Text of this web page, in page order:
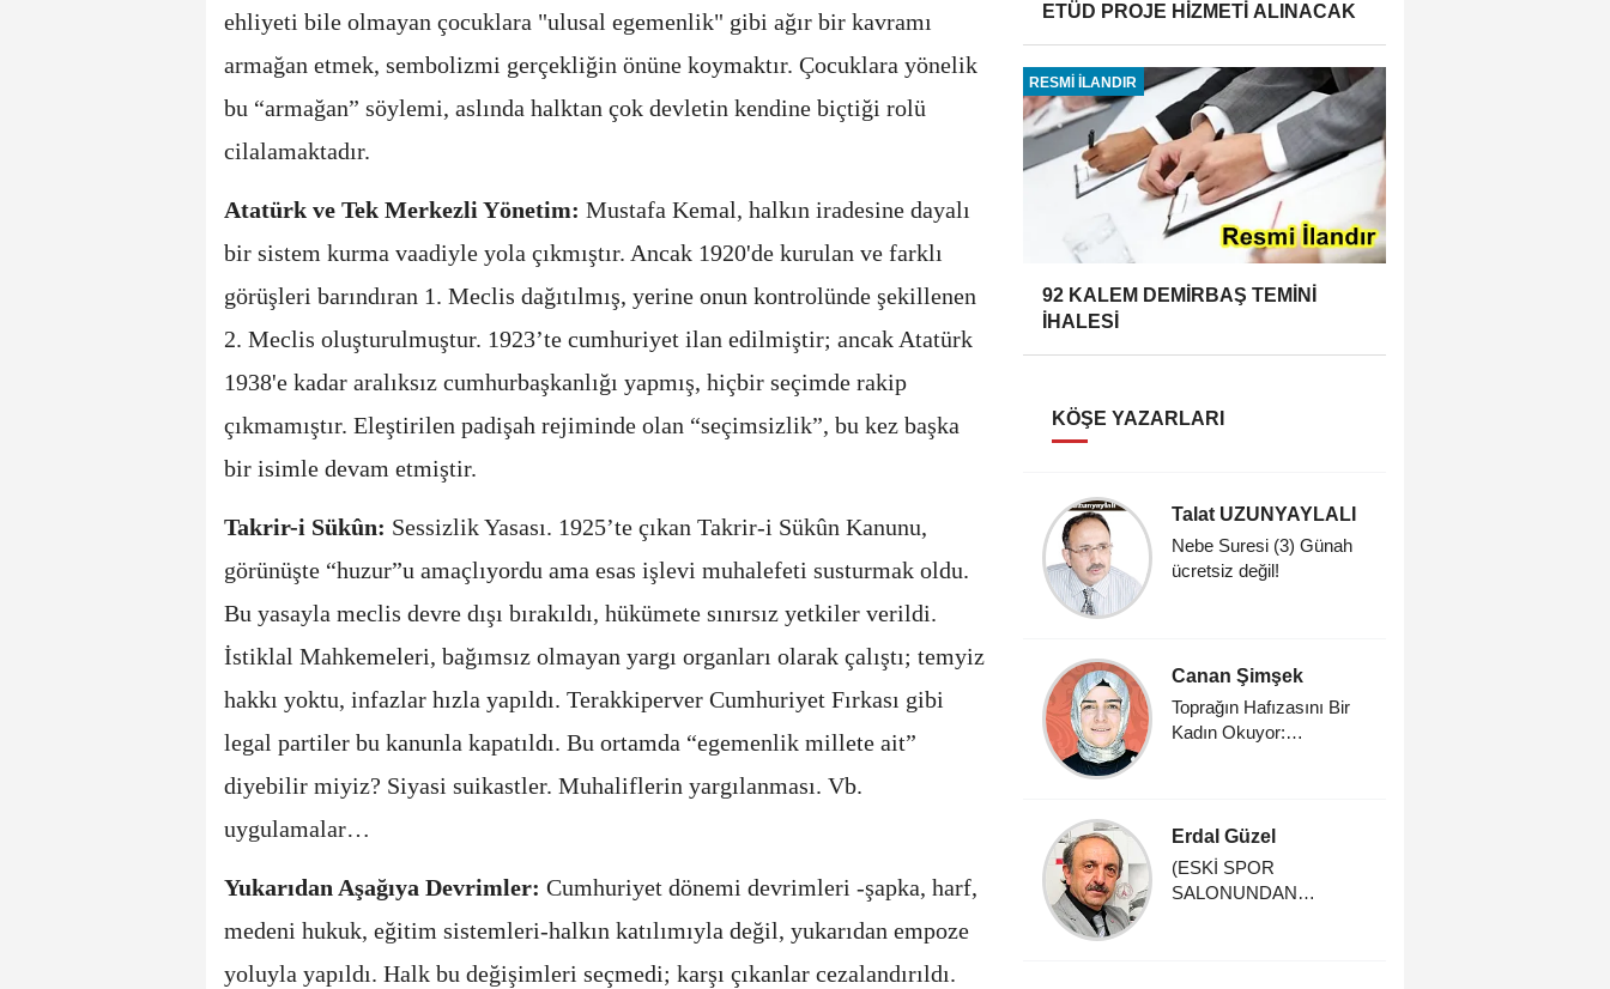
ehliyeti bile olmayan çocuklara "ulusal egemenlik" gibi ağır bir kavramı
armağan etmek, sembolizmi gerçekliğin önüne koymaktır. Çocuklara yönelik
bu “armağan” söylemi, aslında halktan çok devletin kendine biçtiği rolü
cilalamaktadır.
Atatürk ve Tek Merkezli Yönetim: Mustafa Kemal, halkın iradesine dayalı
bir sistem kurma vaadiyle yola çıkmıştır. Ancak 1920'de kurulan ve farklı
görüşleri barındıran 1. Meclis dağıtılmış, yerine onun kontrolünde şekillenen
2. Meclis oluşturulmuştur. 1923’te cumhuriyet ilan edilmiştir; ancak Atatürk
1938'e kadar aralıksız cumhurbaşkanlığı yapmış, hiçbir seçimde rakip
çıkmamıştır. Eleştirilen padişah rejiminde olan “seçimsizlik”, bu kez başka
bir isimle devam etmiştir.
Takrir-i Sükûn: Sessizlik Yasası. 1925’te çıkan Takrir-i Sükûn Kanunu,
görünüşte “huzur”u amaçlıyordu ama esas işlevi muhalefeti susturmak oldu.
Bu yasayla meclis devre dışı bırakıldı, hükümete sınırsız yetkiler verildi.
İstiklal Mahkemeleri, bağımsız olmayan yargı organları olarak çalıştı; temyiz
hakkı yoktu, infazlar hızla yapıldı. Terakkiperver Cumhuriyet Fırkası gibi
legal partiler bu kanunla kapatıldı. Bu ortamda “egemenlik millete ait”
diyebilir miyiz? Siyasi suikastler. Muhaliflerin yargılanması. Vb.
uygulamalar…
Yukarıdan Aşağıya Devrimler: Cumhuriyet dönemi devrimleri -şapka, harf,
medeni hukuk, eğitim sistemleri-halkın katılımıyla değil, yukarıdan empoze
yoluyla yapıldı. Halk bu değişimleri seçmedi; karşı çıkanlar cezalandırıldı.
ETÜD PROJE HİZMETİ ALINACAK
RESMİ İLANDIR
92 KALEM DEMİRBAŞ TEMİNİ
İHALESİ
KÖŞE YAZARLARI
Taner Özdemir
AHMET FAZIL PAŞA
Talat UZUNYAYLALI
Nebe Suresi (3) Günah
ücretsiz değil!
Canan Şimşek
Toprağın Hafızasını Bir
Kadın Okuyor:
Erdal Güzel
(ESKİ SPOR
SALONUNDAN